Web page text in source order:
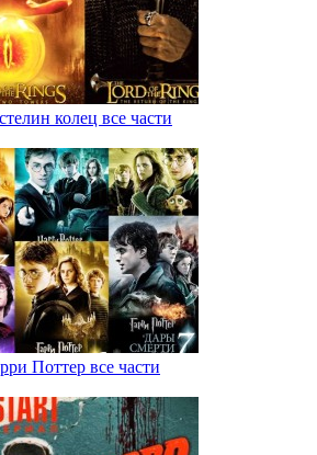
колец все части
Поттер все части